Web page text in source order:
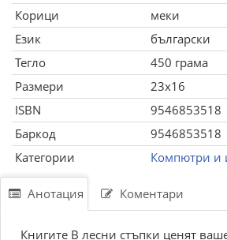
Корици
меки
Език
български
Тегло
450 грама
Размери
23x16
ISBN
9546853518
Баркод
9546853518
Категории
Компютри и
Анотация Коментари
Книгите В лесни стъпки ценят